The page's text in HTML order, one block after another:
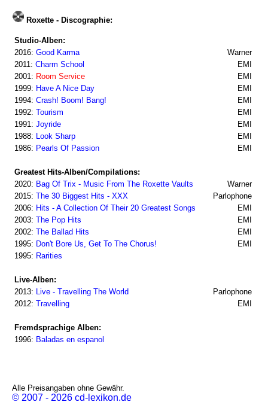
Roxette - Discographie:
Studio-Alben:
2016: Good Karma
Warner
2011: Charm School
EMI
2001: Room Service
EMI
1999: Have A Nice Day
EMI
1994: Crash! Boom! Bang!
EMI
1992: Tourism
EMI
1991: Joyride
EMI
1988: Look Sharp
EMI
1986: Pearls Of Passion EMI
Greatest Hits-Alben/Compilations:
2020: Bag Of Trix - Music From The Roxette Vaults
Warner
2015: The 30 Biggest Hits - XXX
Parlophone
2006: Hits - A Collection Of Their 20 Greatest Songs
EMI
2003: The Pop Hits
EMI
2002: The Ballad Hits
EMI
1995: Don't Bore Us, Get To The Chorus!
EMI
1995: Rarities
Live-Alben:
2013: Live - Travelling The World
Parlophone
2012: Travelling EMI
Fremdsprachige Alben:
1996: Baladas en espanol
Alle Preisangaben ohne Gewähr.
© 2007 - 2026 cd-lexikon.de